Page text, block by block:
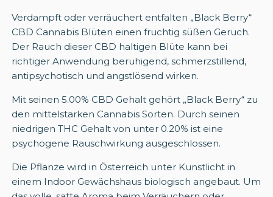
Verdampft oder verräuchert entfalten „Black Berry“
CBD Cannabis Blüten einen fruchtig süßen Geruch.
Der Rauch dieser CBD haltigen Blüte kann bei
richtiger Anwendung beruhigend, schmerzstillend,
antipsychotisch und angstlösend wirken.
Mit seinen 5.00% CBD Gehalt gehört „Black Berry“ zu
den mittelstarken Cannabis Sorten. Durch seinen
niedrigen THC Gehalt von unter 0.20% ist eine
psychogene Rauschwirkung ausgeschlossen.
Die Pflanze wird in Österreich unter Kunstlicht in
einem Indoor Gewächshaus biologisch angebaut. Um